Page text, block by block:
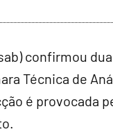
confirmou
Técnica de
é provocada